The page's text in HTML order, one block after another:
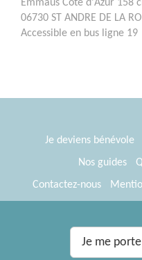
Emmaüs Côte d'Azur 158
06730 ST ANDRE DE LA
Accessible en bus ligne 19
Je me
Je deviens bénévole
Nos guides
Contactez-nous
® Tous Bénévoles